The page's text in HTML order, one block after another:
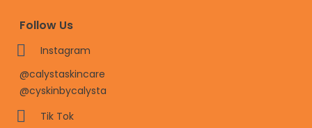
Follow Us
Instagram
@calystaskincare
@cyskinbycalysta
Tik Tok